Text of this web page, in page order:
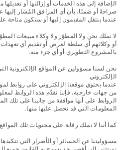
سيكس
ذا نيو
الإضافة إلى هذه الخدمات أو إزالتها أو
صراحةً أو ضمنًا، بأن أي المرافق المُشار إليها
عندما ينتقل المقيمون إليها أو ستكون متاحة
لا نملك نحن ولا المطوّر ولا وكلاء مبيعات
أو وكلائهم أي سلطة لعرض أو تقديم أي
بالمشروع التطويري أو أي جزء منه.
نحن لسنا مسؤولين عن المواقع الإلكترونية
الإلكتروني
عندما يحتوي موقعنا الإلكتروني على روابط
من جهات خارجية، فإننا نقدّم هذه الروابط
الروابط على أنها موافقة من جانبنا على تلك
المعلومات التي قد تحصل عليها منها.
كما أننا لا نملك رقابة على محتويات تلك المواقع
مسؤوليتنا عن الخسائر أو الأضرار التي تتكبدها